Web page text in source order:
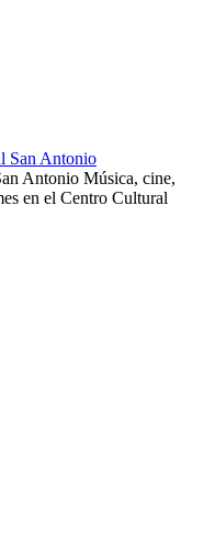
Antonio Música, cine,
en el Centro Cultural